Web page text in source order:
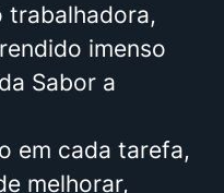
trabalhadora,
imenso
Sabor a
em cada tarefa,
melhorar,